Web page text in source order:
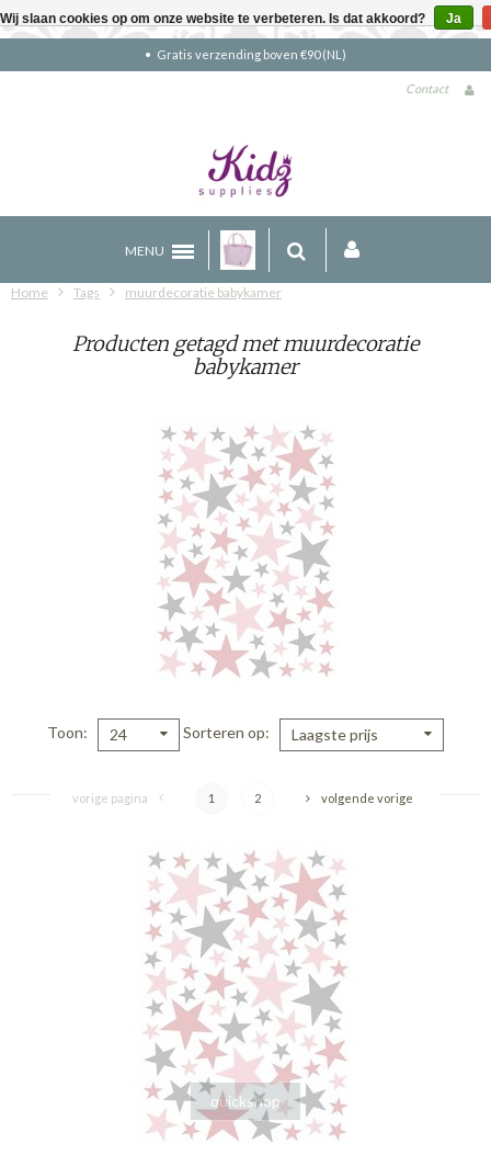
Gratis verzending boven €90 (NL)
Contact
MENU
Home Tags muurdecoratie babykamer
Producten getagd met muurdecoratie
babykamer
Toon 24 Sorteren op Laagste prijs
vorige pagina 1 2 volgende vorige
quickshop
Wij slaan cookies op om onze website te verbeteren. Is dat akkoord? Ja